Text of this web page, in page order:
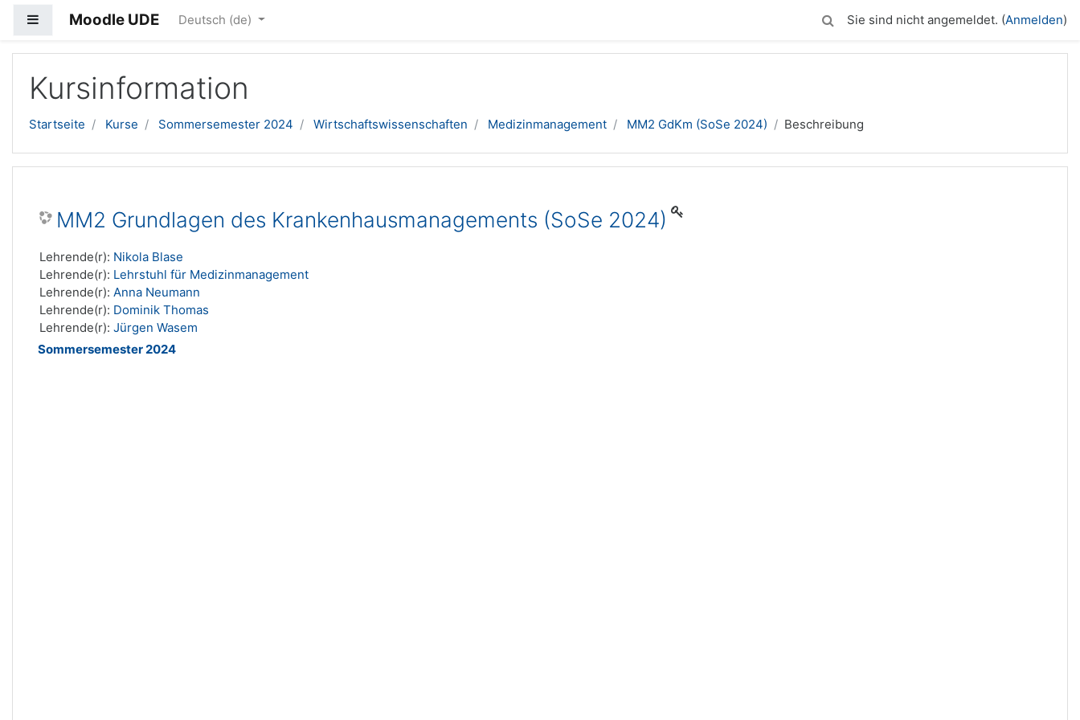
Website-Übersicht
Moodle UDE Deutsch ‎(de)‎ Sie sind nicht angemeldet. (Anmelden)
Kursinformation
Startseite Kurse Sommersemester 2024 Wirtschaftswissenschaften Medizinmanagement MM2 GdKm (SoSe 2024) Beschreibung
MM2 Grundlagen des Krankenhausmanagements (SoSe 2024)
Lehrende(r): Nikola Blase
Lehrende(r): Lehrstuhl für Medizinmanagement
Lehrende(r): Anna Neumann
Lehrende(r): Dominik Thomas
Lehrende(r): Jürgen Wasem
Sommersemester 2024